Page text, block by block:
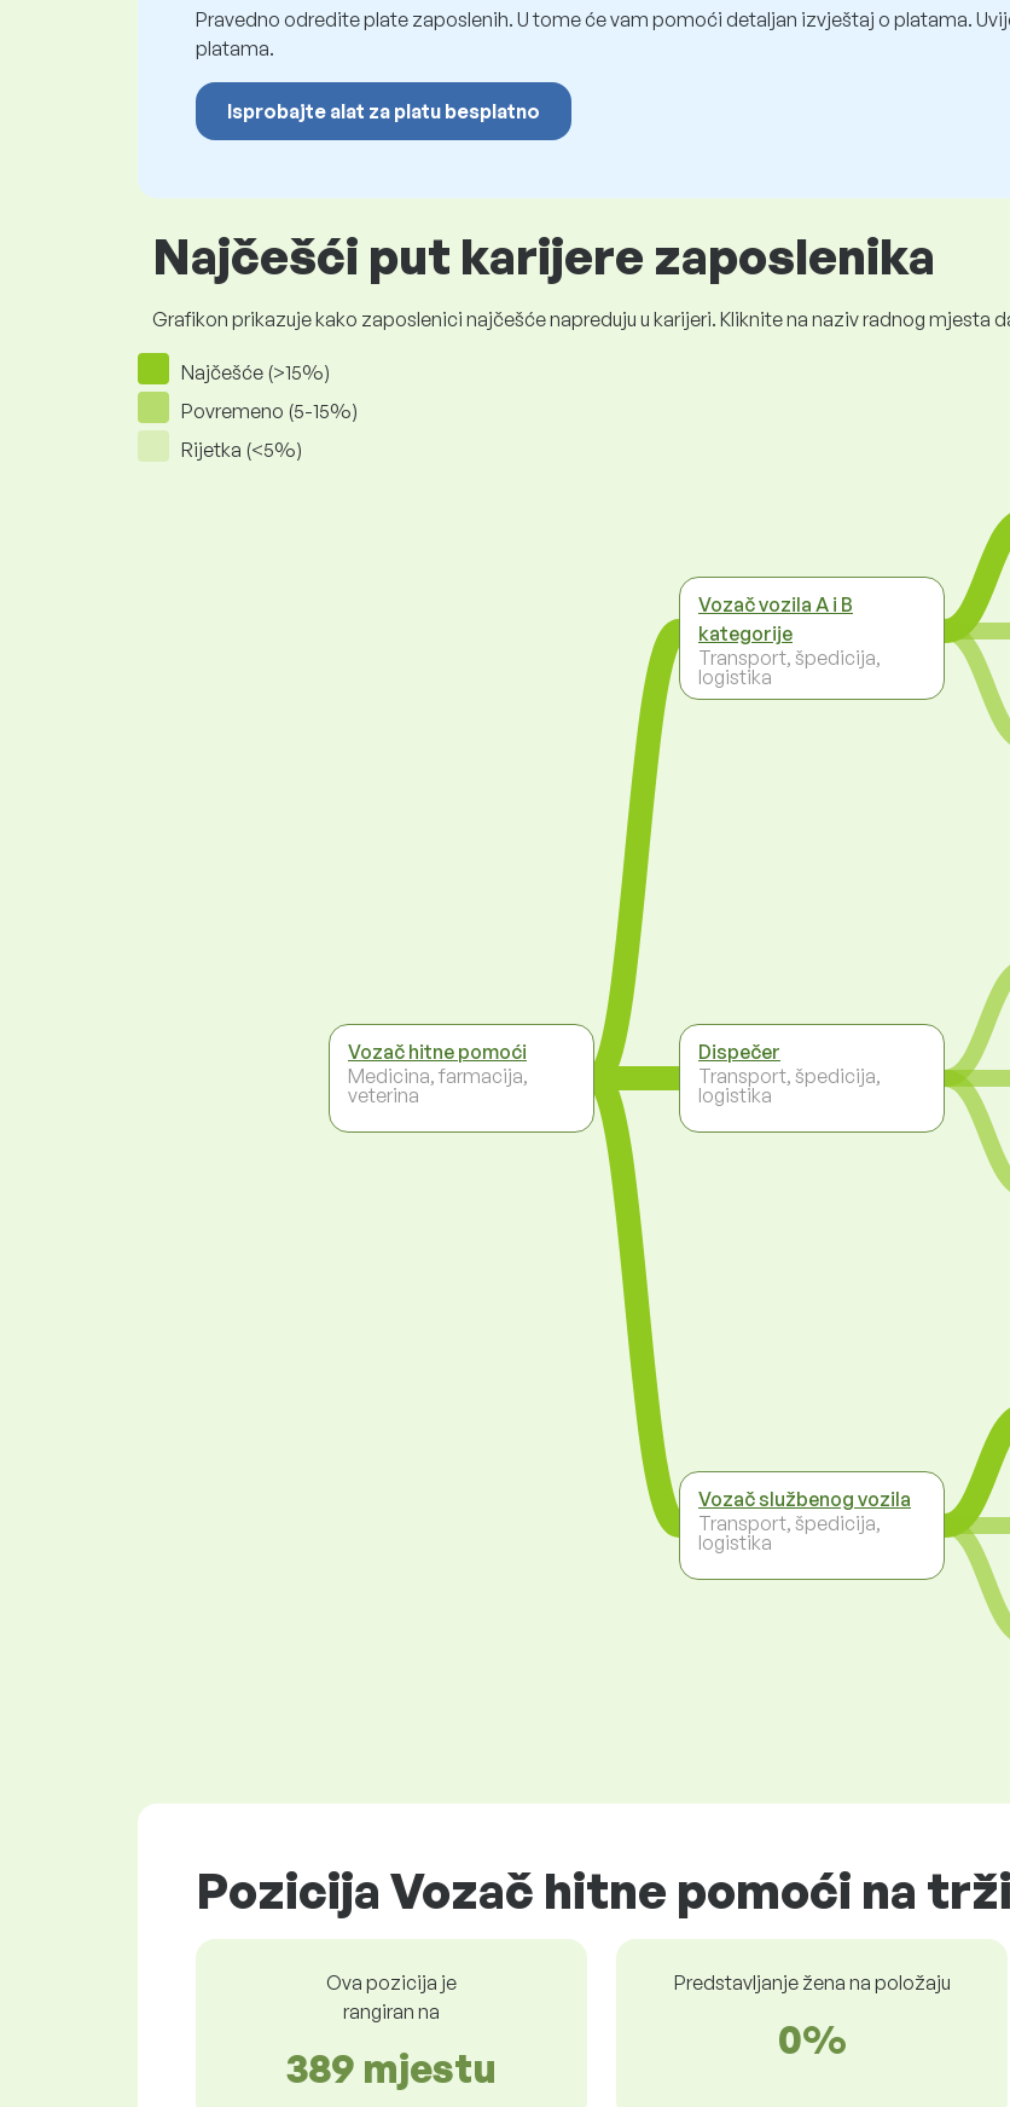
Pravedno odredite plate zaposlenih. U tome će vam pomoći detaljan izvještaj o platama.
platama.
Isprobajte alat za platu besplatno
Najčešći put karijere zaposlenika
Grafikon prikazuje kako zaposlenici najčešće napreduju u karijeri. Kliknite na naziv radnog mjesta
Najčešće (>15%)
Povremeno (5-15%)
Rijetka (<5%)
Vozač hitne pomoći
Medicina, farmacija,
veterina
Vozač vozila A i B
kategorije
Transport, špedicija,
logistika
Dispečer
Transport, špedicija,
logistika
Vozač službenog vozila
Transport, špedicija,
logistika
Pozicija Vozač hitne pomoći na
Ova pozicija je
rangiran na
389 mjestu
Predstavljanje žena na položaju
0%